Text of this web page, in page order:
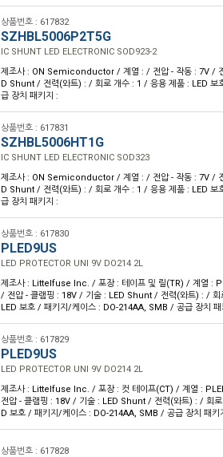
상품번호 : 617832
SZHBL5006P2T5G
IC SHUNT LED ELECTRONIC SOD923-2
제조사 : ON Semiconductor / 계열 : / 전압 - 작동 : 7V /
D Shunt / 전력(와트) : / 회로 개수 : 1 / 응용 제품 : LED 보
급 장치 패키지 :
상품번호 : 617831
SZHBL5006HT1G
IC SHUNT LED ELECTRONIC SOD323
제조사 : ON Semiconductor / 계열 : / 전압 - 작동 : 7V /
D Shunt / 전력(와트) : / 회로 개수 : 1 / 응용 제품 : LED 보
급 장치 패키지 :
상품번호 : 617830
PLED9US
LED PROTECTOR UNI 9V DO214 2L
제조사 : Littelfuse Inc. / 포장 : 테이프 및 릴(TR) / 계열 :
/ 전압 - 클램핑 : 18V / 기술 : LED Shunt / 전력(와트) : / 회
LED 보호 / 패키지/케이스 : DO-214AA, SMB / 공급 장치
상품번호 : 617829
PLED9US
LED PROTECTOR UNI 9V DO214 2L
제조사 : Littelfuse Inc. / 포장 : 컷 테이프(CT) / 계열 :
전압 - 클램핑 : 18V / 기술 : LED Shunt / 전력(와트) : / 회
D 보호 / 패키지/케이스 : DO-214AA, SMB / 공급 장치 패키
상품번호 : 617828